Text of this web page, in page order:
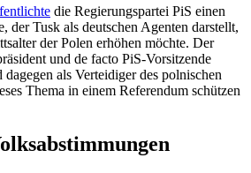
die Regierungspartei PiS einen
der Tusk als deutschen Agenten darstellt,
der Polen erhöhen möchte. Der
und de facto PiS-Vorsitzende
als Verteidiger des polnischen
Thema in einem Referendum schützen